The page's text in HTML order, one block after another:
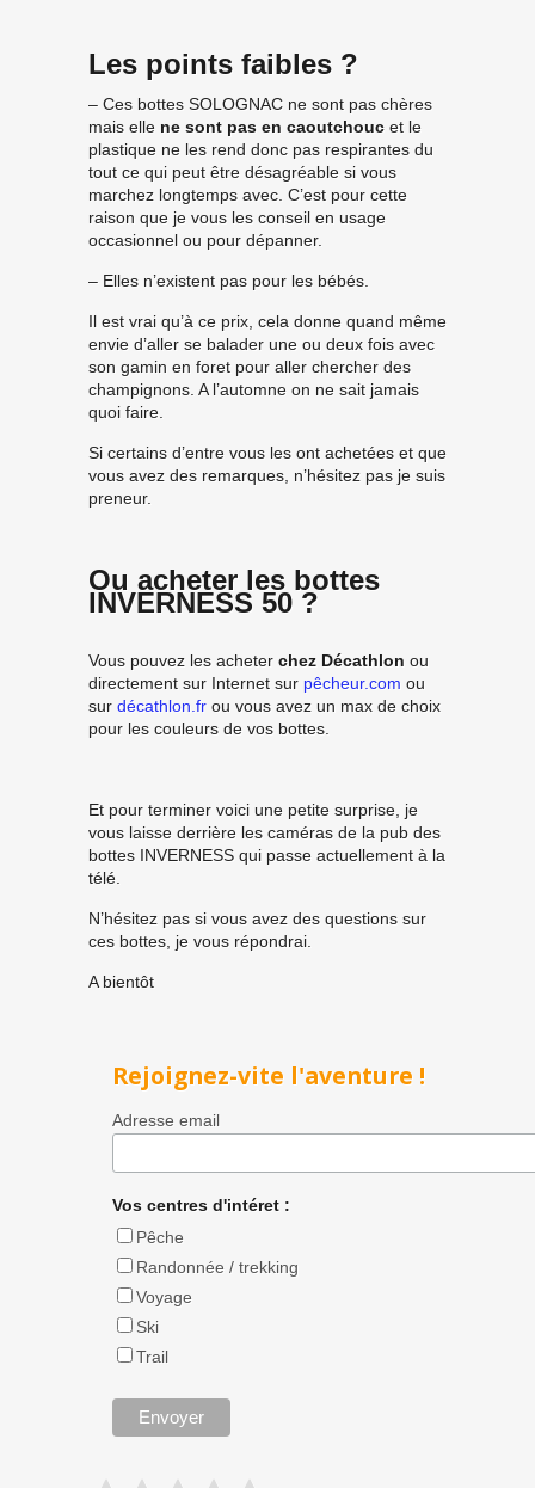
Les points faibles ?
– Ces bottes SOLOGNAC ne sont pas chères
mais elle ne sont pas en caoutchouc et le
plastique ne les rend donc pas respirantes du
tout ce qui peut être désagréable si vous
marchez longtemps avec. C’est pour cette
raison que je vous les conseil en usage
occasionnel ou pour dépanner.
– Elles n’existent pas pour les bébés.
Il est vrai qu’à ce prix, cela donne quand même
envie d’aller se balader une ou deux fois avec
son gamin en foret pour aller chercher des
champignons. A l’automne on ne sait jamais
quoi faire.
Si certains d’entre vous les ont achetées et que
vous avez des remarques, n’hésitez pas je suis
preneur.
Ou acheter les bottes
INVERNESS 50 ?
Vous pouvez les acheter chez Décathlon ou
directement sur Internet sur pêcheur.com ou
sur décathlon.fr ou vous avez un max de choix
pour les couleurs de vos bottes.
Et pour terminer voici une petite surprise, je
vous laisse derrière les caméras de la pub des
bottes INVERNESS qui passe actuellement à la
télé.
N’hésitez pas si vous avez des questions sur
ces bottes, je vous répondrai.
A bientôt
Rejoignez-vite l'aventure !
Adresse email
Vos centres d'intéret :
Pêche
Randonnée / trekking
Voyage
Ski
Trail